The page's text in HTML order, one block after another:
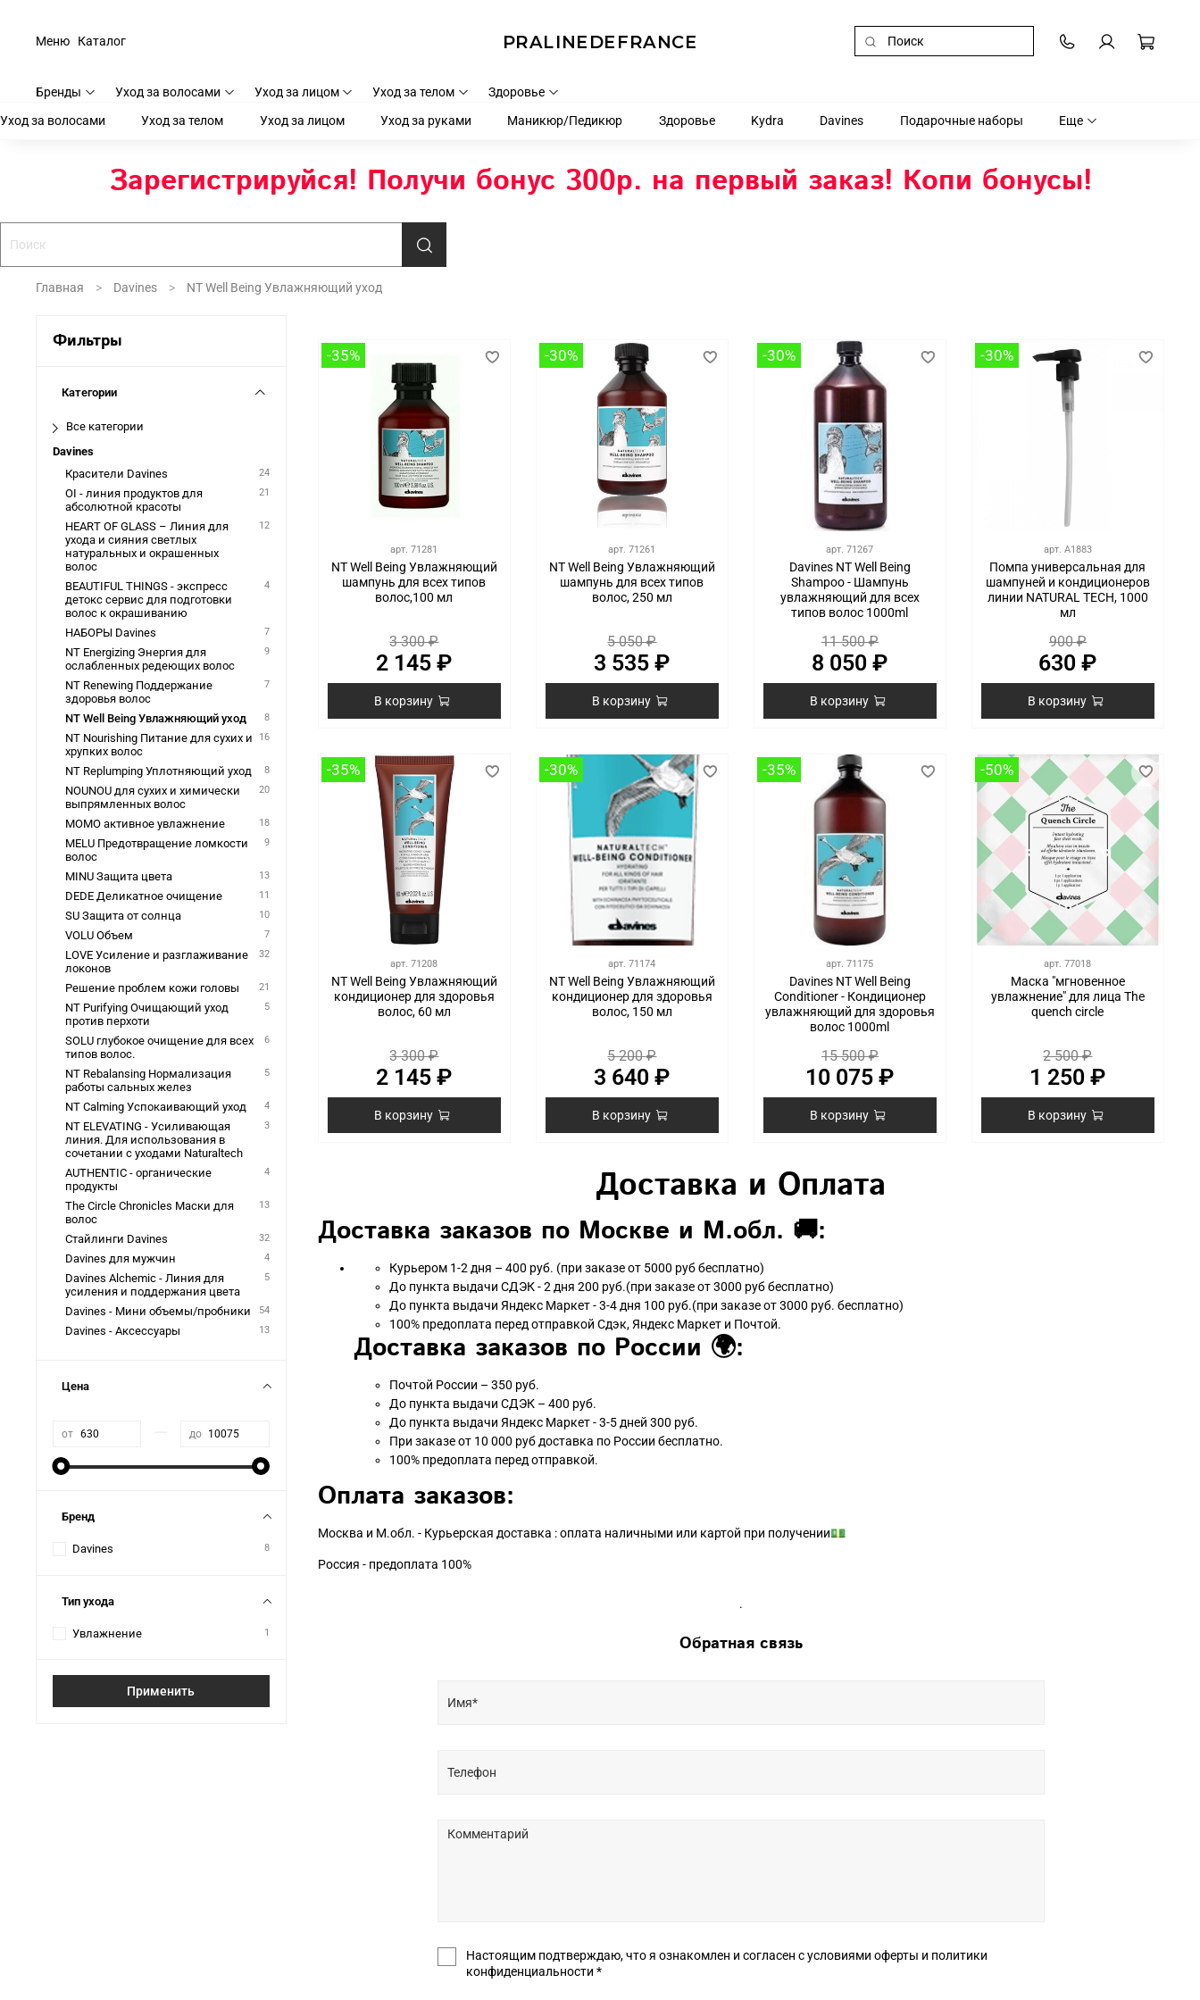
PRALINEDEFRANCE
Каталог
Меню
Бренды Уход за волосами Уход за лицом Уход за телом Здоровье
Уход за волосами Уход за телом Уход за лицом Уход за руками Маникюр/Педикюр Здоровье Kydra Davines Подарочные наборы Еще
Зарегистрируйся! Получи бонус 300р. на первый заказ! Копи бонусы!
Главная Davines NT Well Being Увлажняющий уход
-35%
арт.71281
NT Well Being Увлажняющий
шампунь для всех типов
волос,100 мл
3 300 ₽
2 145 ₽
В корзину
-30%
арт.71261
NT Well Being Увлажняющий
шампунь для всех типов
волос, 250 мл
5 050 ₽
3 535 ₽
В корзину
-30%
арт.71267
Davines NT Well Being
Shampoo - Шампунь
увлажняющий для всех
типов волос 1000ml
11 500 ₽
8 050 ₽
В корзину
-30%
арт. A1883
Помпа универсальная для
шампуней и кондиционеров
линии NATURAL TECH, 1000
мл
900 ₽
630 ₽
В корзину
-35%
арт.71208
NT Well Being Увлажняющий
кондиционер для здоровья
волос, 60 мл
3 300 ₽
2 145 ₽
В корзину
-30%
арт.71174
NT Well Being Увлажняющий
кондиционер для здоровья
волос, 150 мл
5 200 ₽
3 640 ₽
В корзину
-35%
арт.71175
Davines NT Well Being
Conditioner - Кондиционер
увлажняющий для здоровья
волос 1000ml
15 500 ₽
10 075 ₽
В корзину
-50%
арт.77018
Маска "мгновенное
увлажнение" для лица The
quench circle
2 500 ₽
1 250 ₽
В корзину
Доставка и Оплата
Доставка заказов по Москве и М.обл. 🚚:
Курьером 1-2 дня – 400 руб. (при заказе от 5000 руб бесплатно)
До пункта выдачи СДЭК - 2 дня 200 руб.(при заказе от 3000 руб бесплатно)
До пункта выдачи Яндекс Маркет - 3-4 дня 100 руб.(при заказе от 3000 руб. бесплатно)
100% предоплата перед отправкой Сдэк, Яндекс Маркет и Почтой.
Доставка заказов по России 🌍:
Почтой России – 350 руб.
До пункта выдачи СДЭК – 400 руб.
До пункта выдачи Яндекс Маркет - 3-5 дней 300 руб.
При заказе от 10 000 руб доставка по России бесплатно.
100% предоплата перед отправкой.
Оплата заказов:
Москва и М.обл. - Курьерская доставка : оплата наличными или картой при получении💵
Россия - предоплата 100%
.
Обратная связь
Настоящим подтверждаю, что я ознакомлен и согласен с условиями оферты и политики
конфиденциальности *
Фильтры
Категории
Все категории
Davines
Красители Davines
24
OI - линия продуктов для
абсолютной красоты
21
HEART OF GLASS – Линия для
ухода и сияния светлых
натуральных и окрашенных
волос
12
BEAUTIFUL THINGS - экспресс
детокс сервис для подготовки
волос к окрашиванию
4
НАБОРЫ Davines 7
NT Energizing Энергия для
ослабленных редеющих волос
9
NT Renewing Поддержание
здоровья волос
7
NT Well Being Увлажняющий уход 8
NT Nourishing Питание для сухих и
хрупких волос
16
NT Replumping Уплотняющий уход 8
NOUNOU для сухих и химически
выпрямленных волос
20
MOMO активное увлажнение 18
MELU Предотвращение ломкости
волос
9
MINU Защита цвета 13
DEDE Деликатное очищение 11
SU Защита от солнца 10
VOLU Объем 7
LOVE Усиление и разглаживание
локонов
32
Решение проблем кожи головы 21
NT Purifying Очищающий уход
против перхоти
5
SOLU глубокое очищение для всех
типов волос.
6
NT Rebalansing Нормализация
работы сальных желез
5
NT Calming Успокаивающий уход 4
NT ELEVATING - Усиливающая
линия. Для использования в
сочетании с уходами Naturaltech
3
AUTHENTIC - органические
продукты
4
The Circle Chronicles Маски для
волос
13
Стайлинги Davines 32
Davines для мужчин 4
Davines Alchemic - Линия для
усиления и поддержания цвета
5
Davines - Мини объемы/пробники 54
Davines - Аксессуары 13
Цена
от до
Бренд
Davines 8
Тип ухода
Увлажнение 1
Применить